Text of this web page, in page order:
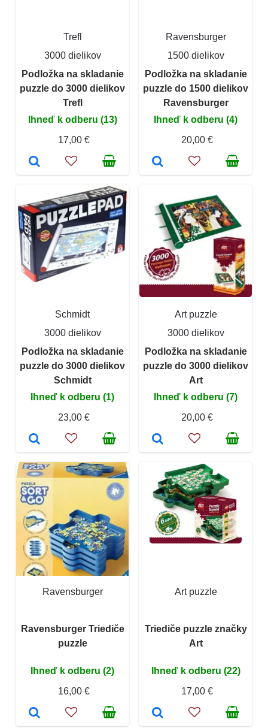
Trefl
3000 dielikov
Podložka na skladanie
puzzle do 3000 dielikov
Trefl
Ihneď k odberu (13)
17,00 €
Ravensburger
1500 dielikov
Podložka na skladanie
puzzle do 1500 dielikov
Ravensburger
Ihneď k odberu (4)
20,00 €
Schmidt
3000 dielikov
Podložka na skladanie
puzzle do 3000 dielikov
Schmidt
Ihneď k odberu (1)
23,00 €
Art puzzle
3000 dielikov
Podložka na skladanie
puzzle do 3000 dielikov
Art
Ihneď k odberu (7)
20,00 €
Ravensburger
Ravensburger Triediče
puzzle
Ihneď k odberu (2)
16,00 €
Art puzzle
Triediče puzzle značky
Art
Ihneď k odberu (22)
17,00 €